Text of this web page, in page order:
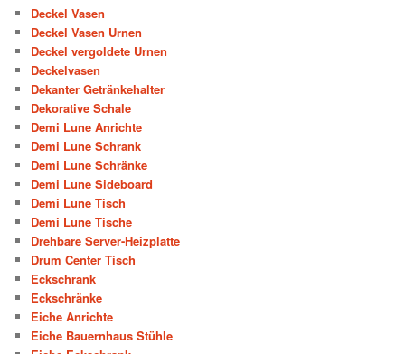
Deckel Vasen
Deckel Vasen Urnen
Deckel vergoldete Urnen
Deckelvasen
Dekanter Getränkehalter
Dekorative Schale
Demi Lune Anrichte
Demi Lune Schrank
Demi Lune Schränke
Demi Lune Sideboard
Demi Lune Tisch
Demi Lune Tische
Drehbare Server-Heizplatte
Drum Center Tisch
Eckschrank
Eckschränke
Eiche Anrichte
Eiche Bauernhaus Stühle